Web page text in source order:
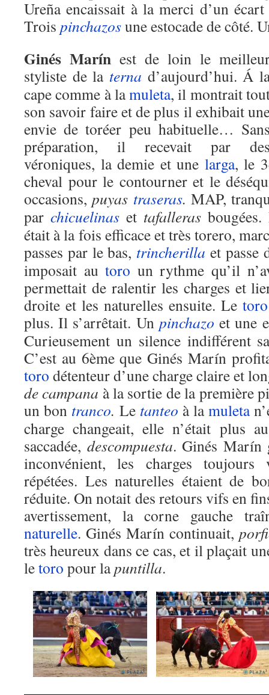
Ureña encaissait à la merci d’un
Trois pinchazosune estocade de côté.
Ginés Marín est de loin le
styliste de la terna d’aujourd’hui. Á
cape comme à lamuleta, il montrait
son savoir faire et de plus il exhibait
envie de toréer peu habituelle…
préparation, il recevait par
véroniques, la demie et une larga, le
cheval pour le contourner et le
occasions,puyas traseras. MAP,
par chicuelinas et tafalleras
était à la fois efficace et très torero,
passes par le bas, trincherilla et passe
imposait autoro un rythme qu’il
permettait de ralentir les charges et
droite et les naturelles ensuite. Le toro
plus. Il s’arrêtait. Un pinchazo et une
Curieusement un silence indifférent
C’est au 6ème que Ginés Marín
toro détenteur d’une charge claire et
de campana à la sortie de la première
un bon tranco. Le tanteo à lamuleta
charge changeait, elle n’était plus
saccadée, descompuesta. Ginés Marín
inconvénient, les charges toujours
répétées. Les naturelles étaient de
réduite. On notait des retours vifs en
avertissement, la corne gauche
naturelle. Ginés Marín continuait,
très heureux dans ce cas, et il plaçait
letoro pour lapuntilla.